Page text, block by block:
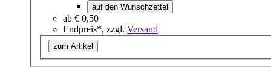
auf den Wunschzettel
ab € 0,50
Endpreis*, zzgl. Versand
zum Artikel